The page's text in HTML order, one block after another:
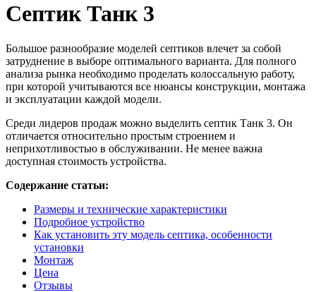
Септик Танк 3
Большое разнообразие моделей септиков влечет за собой
затруднение в выборе оптимального варианта. Для полного
анализа рынка необходимо проделать колоссальную работу,
при которой учитываются все нюансы конструкции, монтажа
и эксплуатации каждой модели.
Среди лидеров продаж можно выделить септик Танк 3. Он
отличается относительно простым строением и
неприхотливостью в обслуживании. Не менее важна
доступная стоимость устройства.
Содержание статьи:
Размеры и технические характеристики
Подробное устройство
Как установить эту модель септика, особенности
установки
Монтаж
Цена
Отзывы